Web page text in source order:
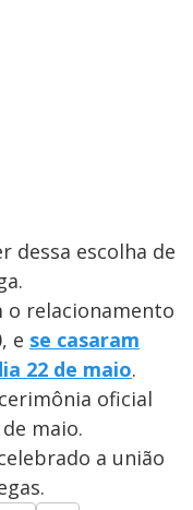
dessa escolha de
o relacionamento
e se casaram
22 de maio.
oficial
maio.
a união